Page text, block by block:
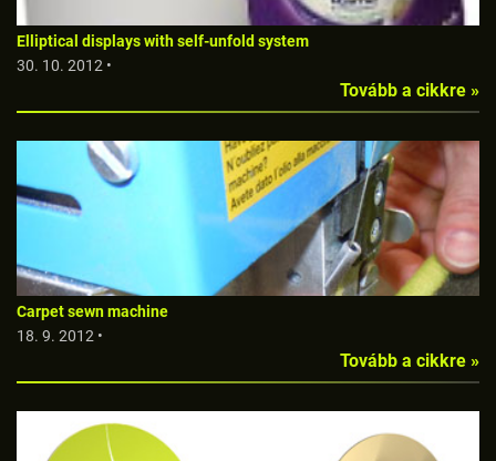
Elliptical displays with self-unfold system
30. 10. 2012 •
Tovább a cikkre »
Carpet sewn machine
18. 9. 2012 •
Tovább a cikkre »